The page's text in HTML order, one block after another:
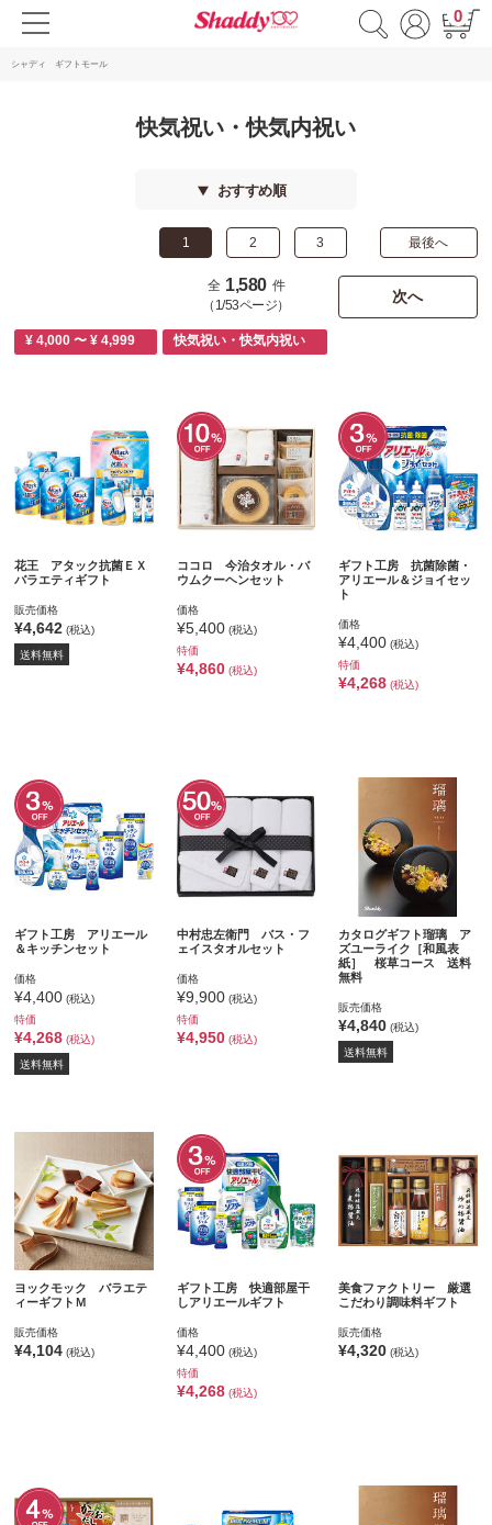
0
シャディ ギフトモール
快気祝い・快気内祝い
おすすめ順
1 2 3 最後へ
次へ
全 1,580 件
（1/53ページ）
¥ 4,000 〜 ¥ 4,999 快気祝い・快気内祝い
花王 アタック抗菌ＥＸ
バラエティギフト
販売価格
¥4,642 (税込)
送料無料
ココロ 今治タオル・バ
ウムクーヘンセット
価格
¥5,400(税込)
特価
¥4,860(税込)
ギフト工房 抗菌除菌・
アリエール＆ジョイセッ
ト
価格
¥4,400 (税込)
特価
¥4,268 (税込)
ギフト工房 アリエール
＆キッチンセット
価格
¥4,400 (税込)
特価
¥4,268 (税込)
送料無料
中村忠左衛門 バス・フ
ェイスタオルセット
価格
¥9,900(税込)
特価
¥4,950(税込)
カタログギフト瑠璃 ア
ズユーライク［和風表
紙］ 桜草コース 送料
無料
販売価格
¥4,840 (税込)
送料無料
ヨックモック バラエテ
ィーギフトＭ
販売価格
¥4,104 (税込)
ギフト工房 快適部屋干
しアリエールギフト
価格
¥4,400(税込)
特価
¥4,268(税込)
美食ファクトリー 厳選
こだわり調味料ギフト
販売価格
¥4,320 (税込)